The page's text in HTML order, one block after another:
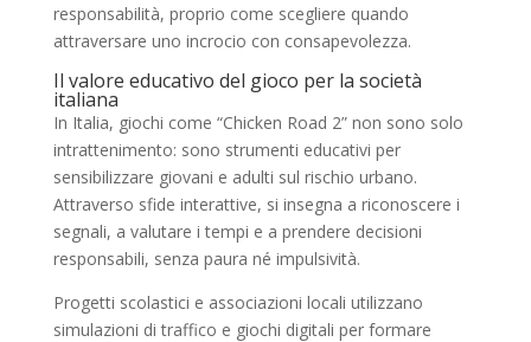
responsabilità, proprio come scegliere quando
attraversare uno incrocio con consapevolezza.
Il valore educativo del gioco per la società
italiana
In Italia, giochi come “Chicken Road 2” non sono solo
intrattenimento: sono strumenti educativi per
sensibilizzare giovani e adulti sul rischio urbano.
Attraverso sfide interattive, si insegna a riconoscere i
segnali, a valutare i tempi e a prendere decisioni
responsabili, senza paura né impulsività.
Progetti scolastici e associazioni locali utilizzano
simulazioni di traffico e giochi digitali per formare